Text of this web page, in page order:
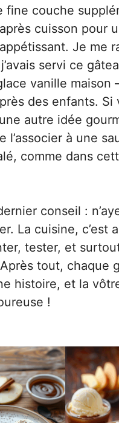
fine couche
cuisson pour
Je me
servi ce
vanille maison
des enfants. Si
autre idée
l’associer à une
comme dans
conseil :
La cuisine, c’est
tester, et
tout, chaque
histoire, et la
!